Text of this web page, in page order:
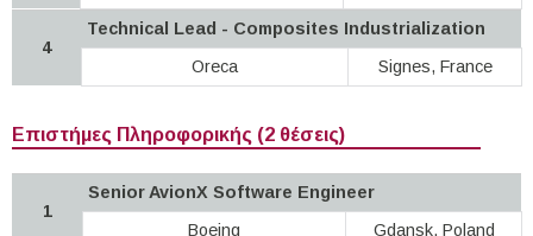
4
Technical Lead - Composites Industrialization
Oreca
Signes, France
Επιστήμες Πληροφορικής (2 θέσεις)
1
Senior AvionX Software Engineer
Boeing
Gdansk, Poland